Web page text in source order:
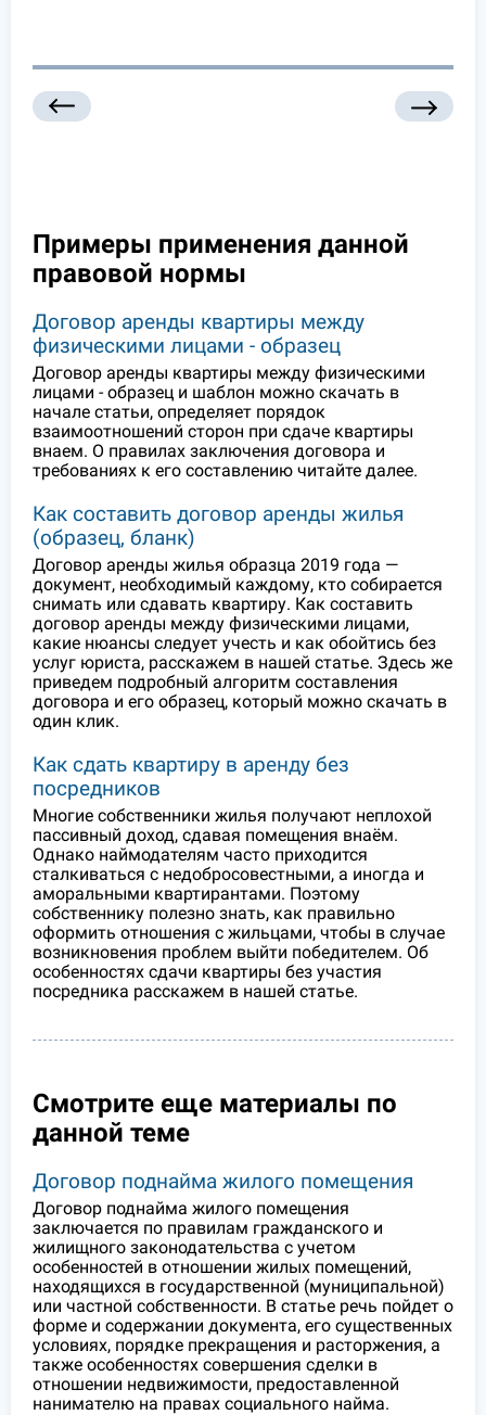
Примеры применения данной
правовой нормы
Договор аренды квартиры между
физическими лицами - образец
Договор аренды квартиры между физическими
лицами - образец и шаблон можно скачать в
начале статьи, определяет порядок
взаимоотношений сторон при сдаче квартиры
внаем. О правилах заключения договора и
требованиях к его составлению читайте далее.
Как составить договор аренды жилья
(образец, бланк)
Договор аренды жилья образца 2019 года —
документ, необходимый каждому, кто собирается
снимать или сдавать квартиру. Как составить
договор аренды между физическими лицами,
какие нюансы следует учесть и как обойтись без
услуг юриста, расскажем в нашей статье. Здесь же
приведем подробный алгоритм составления
договора и его образец, который можно скачать в
один клик.
Как сдать квартиру в аренду без
посредников
Многие собственники жилья получают неплохой
пассивный доход, сдавая помещения внаём.
Однако наймодателям часто приходится
сталкиваться с недобросовестными, а иногда и
аморальными квартирантами. Поэтому
собственнику полезно знать, как правильно
оформить отношения с жильцами, чтобы в случае
возникновения проблем выйти победителем. Об
особенностях сдачи квартиры без участия
посредника расскажем в нашей статье.
Смотрите еще материалы по
данной теме
Договор поднайма жилого помещения
Договор поднайма жилого помещения
заключается по правилам гражданского и
жилищного законодательства с учетом
особенностей в отношении жилых помещений,
находящихся в государственной (муниципальной)
или частной собственности. В статье речь пойдет о
форме и содержании документа, его существенных
условиях, порядке прекращения и расторжения, а
также особенностях совершения сделки в
отношении недвижимости, предоставленной
нанимателю на правах социального найма.